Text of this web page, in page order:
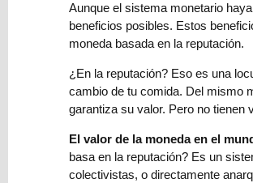
Reseña:
La
isla
herida,
desafíos
Relato:
Las
Aunque el sistema monetario
beneficios posibles. Estos
moneda basada en la reputación.
¿En la reputación? Eso es una
cambio de tu comida. Del mismo
garantiza su valor. Pero no tienen
El valor de la moneda en el
basa en la reputación? Es un
colectivistas, o directamente